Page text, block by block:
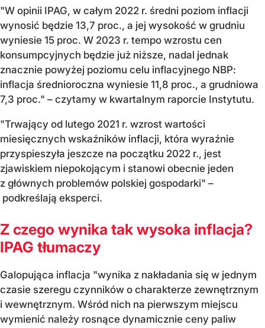
"W opinii IPAG, w całym 2022 r. średni poziom inflacji
wynosić będzie 13,7 proc., a jej wysokość w grudniu
wyniesie 15 proc. W 2023 r. tempo wzrostu cen
konsumpcyjnych będzie już niższe, nadal jednak
znacznie powyżej poziomu celu inflacyjnego NBP:
inflacja średnioroczna wyniesie 11,8 proc., a grudniowa
7,3 proc." – czytamy w kwartalnym raporcie Instytutu.
"Trwający od lutego 2021 r. wzrost wartości
miesięcznych wskaźników inflacji, która wyraźnie
przyspieszyła jeszcze na początku 2022 r., jest
zjawiskiem niepokojącym i stanowi obecnie jeden
z głównych problemów polskiej gospodarki" –
podkreślają eksperci.
Z czego wynika tak wysoka inflacja?
IPAG tłumaczy
Galopująca inflacja "wynika z nakładania się w jednym
czasie szeregu czynników o charakterze zewnętrznym
i wewnętrznym. Wśród nich na pierwszym miejscu
wymienić należy rosnące dynamicznie ceny paliw